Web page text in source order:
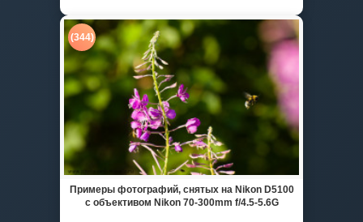
(344)
Примеры фотографий, снятых на Nikon D5100
с объективом Nikon 70-300mm f/4.5-5.6G